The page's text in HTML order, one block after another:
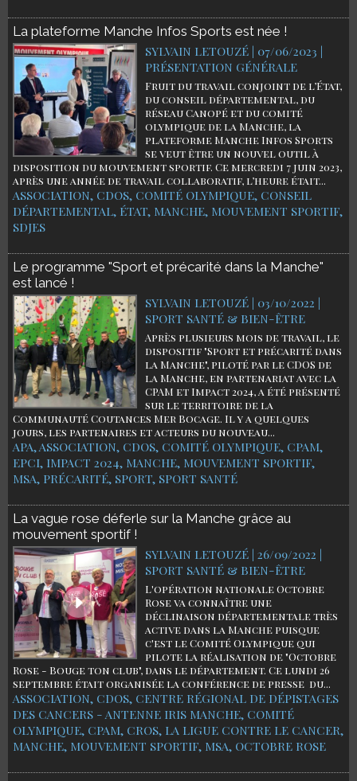
La plateforme Manche Infos Sports est née !
SYLVAIN LETOUZÉ | 07/06/2023 |
PRÉSENTATION GÉNÉRALE
​Fruit du travail conjoint de l’État,
du conseil départemental, du
réseau Canopé et du comité
olympique de la Manche, la
plateforme Manche Infos Sports
se veut être un nouvel outil à
disposition du mouvement sportif. Ce mercredi 7 juin 2023,
après une année de travail collaboratif, l’heure était...
ASSOCIATION, CDOS, COMITÉ OLYMPIQUE, CONSEIL
DÉPARTEMENTAL, ÉTAT, MANCHE, MOUVEMENT SPORTIF,
SDJES
Le programme "Sport et précarité dans la Manche"
est lancé !
SYLVAIN LETOUZÉ | 03/10/2022 |
SPORT SANTÉ & BIEN-ÊTRE
Après plusieurs mois de travail, le
dispositif "Sport et précarité dans
la Manche", piloté par le CDOS de
la Manche, en partenariat avec la
CPAM et Impact 2024, a été présenté
sur le territoire de la
Communauté Coutances Mer Bocage. Il y a quelques
jours, les partenaires et acteurs du nouveau...
APA,ASSOCIATION, CDOS, COMITÉ OLYMPIQUE, CPAM,
EPCI, IMPACT 2024, MANCHE, MOUVEMENT SPORTIF,
MSA, PRÉCARITÉ, SPORT, SPORT SANTÉ
La vague rose déferle sur la Manche grâce au
mouvement sportif !
SYLVAIN LETOUZÉ | 26/09/2022 |
SPORT SANTÉ & BIEN-ÊTRE
L'opération nationale Octobre
Rose va connaître une
déclinaison départementale très
active dans la Manche puisque
c'est le Comité Olympique qui
pilote la réalisation de "Octobre
Rose - Bouge ton club", dans le département. Ce lundi 26
septembre était organisée la conférence de presse du...
ASSOCIATION, CDOS, CENTRE RÉGIONAL DE DÉPISTAGES
DES CANCERS - ANTENNE IRIS MANCHE, COMITÉ
OLYMPIQUE, CPAM, CROS, LA LIGUE CONTRE LE CANCER,
MANCHE, MOUVEMENT SPORTIF, MSA, OCTOBRE ROSE